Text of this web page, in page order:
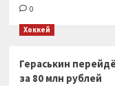
0
Хоккей
Гераськин
за 80 млн рублей